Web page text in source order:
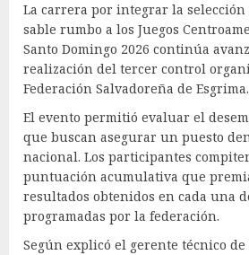
La carrera por integrar la selección
sable rumbo a los Juegos
Santo Domingo 2026 continúa
realización del tercer control
Federación Salvadoreña de Esgrima.
El evento permitió evaluar el
que buscan asegurar un puesto
nacional. Los participantes
puntuación acumulativa que
resultados obtenidos en cada una
programadas por la federación.
Según explicó el gerente técnico